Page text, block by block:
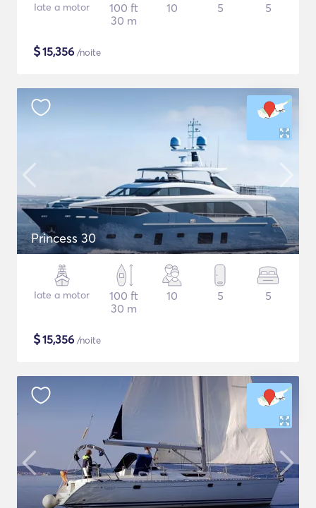
Iate a motor
100 ft
30 m
10 5 5
$15,356 /noite
Princess 30
Iate a motor
100 ft
30 m
10 5 5
$15,356 /noite